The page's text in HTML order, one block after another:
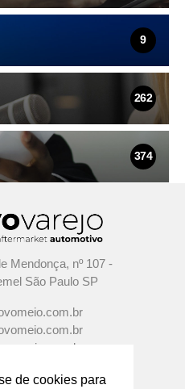
de cookies para
9
262
374
Mendonça, nº 107 -
São Paulo SP